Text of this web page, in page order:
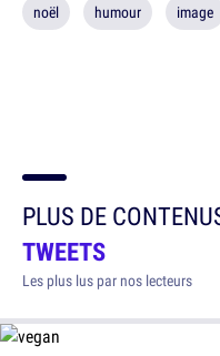
noël humour image
PLUS DE
TWEETS
Les plus lus par nos lecteurs